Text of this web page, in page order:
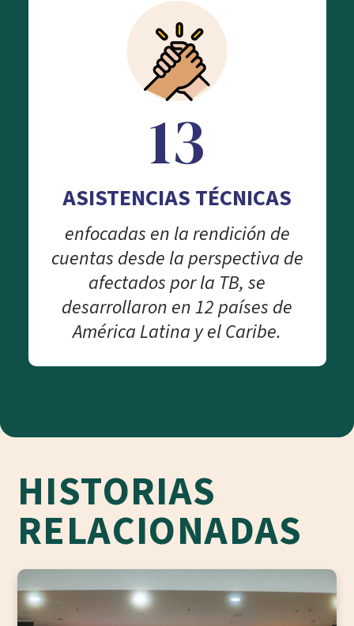
13
ASISTENCIAS TÉCNICAS
enfocadas en la rendición de
cuentas desde la perspectiva de
afectados por la TB, se
desarrollaron en 12 países de
América Latina y el Caribe.
HISTORIAS
RELACIONADAS